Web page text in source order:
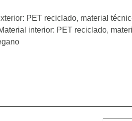
PET reciclado, material
interior: PET reciclado,